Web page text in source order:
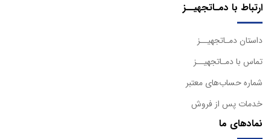
ارتباط با دمـاتجهیــز
داستان دمـاتجهیــز
تماس با دمـاتجهیــز
شماره حساب‌های معتبر
خدمات پس از فروش
نمادهای ما